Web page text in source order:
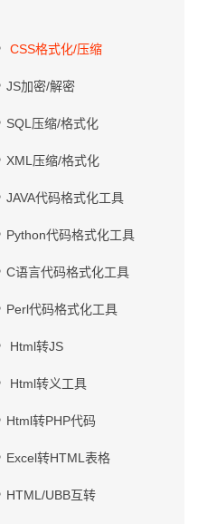
CSS格式化/压缩
JS加密/解密
SQL压缩/格式化
XML压缩/格式化
JAVA代码格式化工具
Python代码格式化工具
C语言代码格式化工具
Perl代码格式化工具
Html转JS
Html转义工具
Html转PHP代码
Excel转HTML表格
HTML/UBB互转